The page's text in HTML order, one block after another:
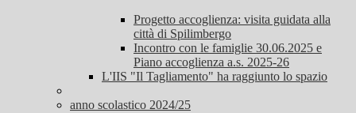
Progetto accoglienza: visita guidata alla
città di Spilimbergo
Incontro con le famiglie 30.06.2025 e
Piano accoglienza a.s. 2025-26
L'IIS "Il Tagliamento" ha raggiunto lo spazio
anno scolastico 2024/25